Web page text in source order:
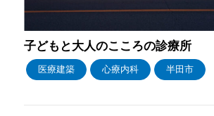
子どもと大人のこころの診療所
医療建築 心療内科 半田市